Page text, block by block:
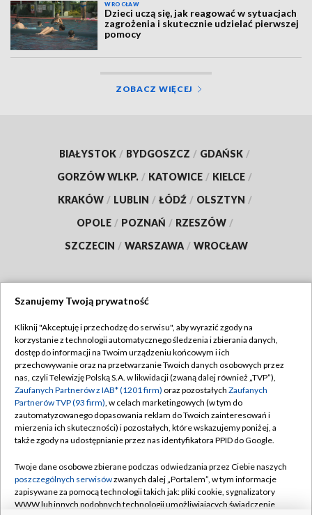
WROCŁAW
Dzieci uczą się, jak reagować w sytuacjach
zagrożenia i skutecznie udzielać pierwszej
pomocy
ZOBACZ WIĘCEJ
BIAŁYSTOK / BYDGOSZCZ / GDAŃSK /
GORZÓW WLKP. / KATOWICE / KIELCE /
KRAKÓW / LUBLIN / ŁÓDŹ / OLSZTYN /
OPOLE / POZNAŃ / RZESZÓW /
SZCZECIN / WARSZAWA / WROCŁAW
TVP
Abonament TVP
Emisja w TVP
Centrum informacji TVP
Naziemna Telewizja Cyfrowa
Rada Programowa
System NOS
Regulamin TVP
Polityka prywatności
Moje zgody
Pomoc
Kontakt
Szanujemy Twoją prywatność
Kliknij "Akceptuję i przechodzę do serwisu", aby wyrazić zgody na
korzystanie z technologii automatycznego śledzenia i zbierania danych,
dostęp do informacji na Twoim urządzeniu końcowym i ich
przechowywanie oraz na przetwarzanie Twoich danych osobowych przez
nas, czyli Telewizję Polską S.A. w likwidacji (zwaną dalej również „TVP”),
Zaufanych Partnerów z IAB* (1201 firm) oraz pozostałych Zaufanych
Partnerów TVP (93 firm), w celach marketingowych (w tym do
zautomatyzowanego dopasowania reklam do Twoich zainteresowań i
mierzenia ich skuteczności) i pozostałych, które wskazujemy poniżej, a
także zgody na udostępnianie przez nas identyfikatora PPID do Google.
Twoje dane osobowe zbierane podczas odwiedzania przez Ciebie naszych
poszczególnych serwisówzwanych dalej „Portalem”, w tym informacje
zapisywane za pomocą technologii takich jak: pliki cookie, sygnalizatory
WWW lub innych podobnych technologii umożliwiających świadczenie